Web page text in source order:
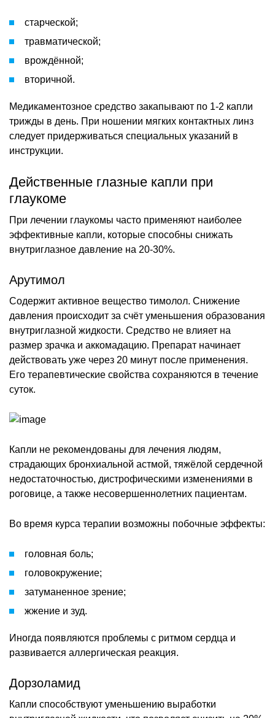
старческой;
травматической;
врождённой;
вторичной.
Медикаментозное средство закапывают по 1-2 капли
трижды в день. При ношении мягких контактных линз
следует придерживаться специальных указаний в
инструкции.
Действенные глазные капли при
глаукоме
При лечении глаукомы часто применяют наиболее
эффективные капли, которые способны снижать
внутриглазное давление на 20-30%.
Арутимол
Содержит активное вещество тимолол. Снижение
давления происходит за счёт уменьшения образования
внутриглазной жидкости. Средство не влияет на
размер зрачка и аккомадацию. Препарат начинает
действовать уже через 20 минут после применения.
Его терапевтические свойства сохраняются в течение
суток.
Капли не рекомендованы для лечения людям,
страдающих бронхиальной астмой, тяжёлой сердечной
недостаточностью, дистрофическими изменениями в
роговице, а также несовершеннолетних пациентам.
Во время курса терапии возможны побочные эффекты:
головная боль;
головокружение;
затуманенное зрение;
жжение и зуд.
Иногда появляются проблемы с ритмом сердца и
развивается аллергическая реакция.
Дорзоламид
Капли способствуют уменьшению выработки